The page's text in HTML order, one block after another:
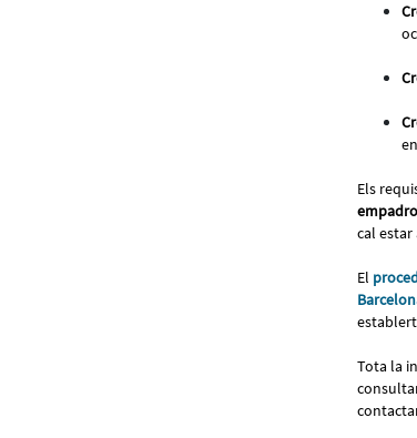
Els
cal estar
El
Tota la